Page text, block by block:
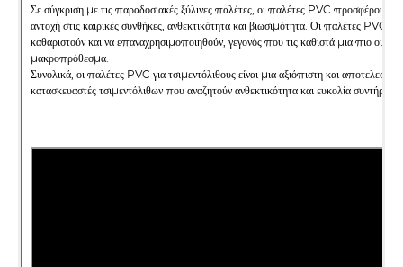
Σε σύγκριση με τις παραδοσιακές ξύλινες παλέτες, οι παλέτες PVC
αντοχή στις καιρικές συνθήκες, ανθεκτικότητα και βιωσιμότητα. Οι παλέτες PVC
καθαριστούν και να επαναχρησιμοποιηθούν, γεγονός που τις καθιστά μια πιο
μακροπρόθεσμα.
Συνολικά, οι παλέτες PVC για τσιμεντόλιθους είναι μια αξιόπιστη και
κατασκευαστές τσιμεντόλιθων που αναζητούν ανθεκτικότητα και ευκολία